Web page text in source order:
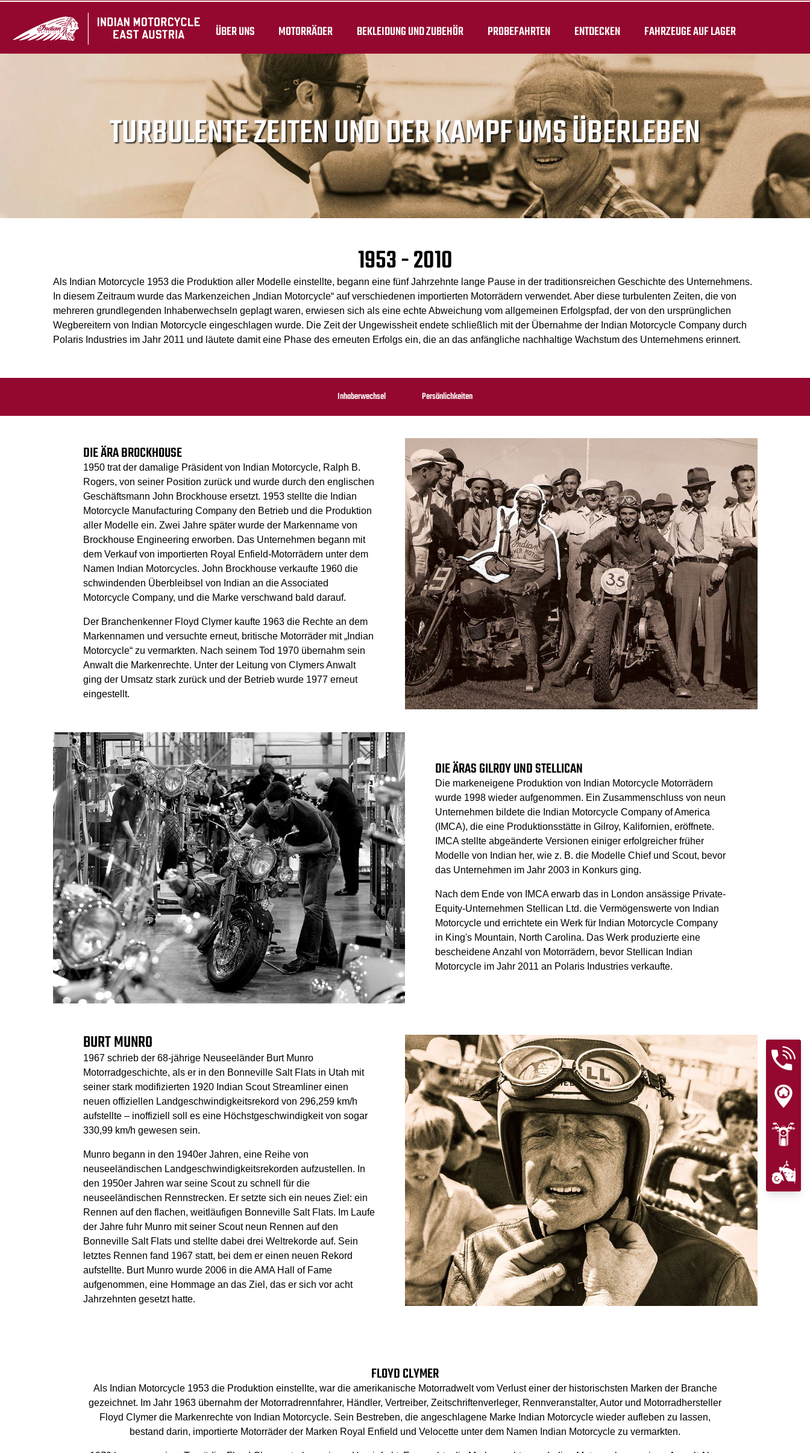
ÜBER UNS MOTORRÄDER BEKLEIDUNG UND ZUBEHÖR PROBEFAHRTEN ENTDECKEN FAHRZEUGE AUF LAGER
TURBULENTE ZEITEN UND DER KAMPF UMS ÜBERLEBEN
1953 - 2010
Als Indian Motorcycle 1953 die Produktion aller Modelle einstellte, begann eine fünf Jahrzehnte lange Pause in der traditionsreichen Geschichte des Unternehmens.
In diesem Zeitraum wurde das Markenzeichen „Indian Motorcycle“ auf verschiedenen importierten Motorrädern verwendet. Aber diese turbulenten Zeiten, die von
mehreren grundlegenden Inhaberwechseln geplagt waren, erwiesen sich als eine echte Abweichung vom allgemeinen Erfolgspfad, der von den ursprünglichen
Wegbereitern von Indian Motorcycle eingeschlagen wurde. Die Zeit der Ungewissheit endete schließlich mit der Übernahme der Indian Motorcycle Company durch
Polaris Industries im Jahr 2011 und läutete damit eine Phase des erneuten Erfolgs ein, die an das anfängliche nachhaltige Wachstum des Unternehmens erinnert.
Inhaberwechsel Persönlichkeiten
DIE ÄRA BROCKHOUSE
1950 trat der damalige Präsident von Indian Motorcycle, Ralph B.
Rogers, von seiner Position zurück und wurde durch den englischen
Geschäftsmann John Brockhouse ersetzt. 1953 stellte die Indian
Motorcycle Manufacturing Company den Betrieb und die Produktion
aller Modelle ein. Zwei Jahre später wurde der Markenname von
Brockhouse Engineering erworben. Das Unternehmen begann mit
dem Verkauf von importierten Royal Enfield-Motorrädern unter dem
Namen Indian Motorcycles. John Brockhouse verkaufte 1960 die
schwindenden Überbleibsel von Indian an die Associated
Motorcycle Company, und die Marke verschwand bald darauf.
Der Branchenkenner Floyd Clymer kaufte 1963 die Rechte an dem
Markennamen und versuchte erneut, britische Motorräder mit „Indian
Motorcycle“ zu vermarkten. Nach seinem Tod 1970 übernahm sein
Anwalt die Markenrechte. Unter der Leitung von Clymers Anwalt
ging der Umsatz stark zurück und der Betrieb wurde 1977 erneut
eingestellt.
DIE ÄRAS GILROY UND STELLICAN
Die markeneigene Produktion von Indian Motorcycle Motorrädern
wurde 1998 wieder aufgenommen. Ein Zusammenschluss von neun
Unternehmen bildete die Indian Motorcycle Company of America
(IMCA), die eine Produktionsstätte in Gilroy, Kalifornien, eröffnete.
IMCA stellte abgeänderte Versionen einiger erfolgreicher früher
Modelle von Indian her, wie z. B. die Modelle Chief und Scout, bevor
das Unternehmen im Jahr 2003 in Konkurs ging.
Nach dem Ende von IMCA erwarb das in London ansässige Private-
Equity-Unternehmen Stellican Ltd. die Vermögenswerte von Indian
Motorcycle und errichtete ein Werk für Indian Motorcycle Company
in King's Mountain, North Carolina. Das Werk produzierte eine
bescheidene Anzahl von Motorrädern, bevor Stellican Indian
Motorcycle im Jahr 2011 an Polaris Industries verkaufte.
BURT MUNRO
1967 schrieb der 68-jährige Neuseeländer Burt Munro
Motorradgeschichte, als er in den Bonneville Salt Flats in Utah mit
seiner stark modifizierten 1920 Indian Scout Streamliner einen
neuen offiziellen Landgeschwindigkeitsrekord von 296,259 km/h
aufstellte – inoffiziell soll es eine Höchstgeschwindigkeit von sogar
330,99 km/h gewesen sein.
Munro begann in den 1940er Jahren, eine Reihe von
neuseeländischen Landgeschwindigkeitsrekorden aufzustellen. In
den 1950er Jahren war seine Scout zu schnell für die
neuseeländischen Rennstrecken. Er setzte sich ein neues Ziel: ein
Rennen auf den flachen, weitläufigen Bonneville Salt Flats. Im Laufe
der Jahre fuhr Munro mit seiner Scout neun Rennen auf den
Bonneville Salt Flats und stellte dabei drei Weltrekorde auf. Sein
letztes Rennen fand 1967 statt, bei dem er einen neuen Rekord
aufstellte. Burt Munro wurde 2006 in die AMA Hall of Fame
aufgenommen, eine Hommage an das Ziel, das er sich vor acht
Jahrzehnten gesetzt hatte.
FLOYD CLYMER
Als Indian Motorcycle 1953 die Produktion einstellte, war die amerikanische Motorradwelt vom Verlust einer der historischsten Marken der Branche
gezeichnet. Im Jahr 1963 übernahm der Motorradrennfahrer, Händler, Vertreiber, Zeitschriftenverleger, Rennveranstalter, Autor und Motorradhersteller
Floyd Clymer die Markenrechte von Indian Motorcycle. Sein Bestreben, die angeschlagene Marke Indian Motorcycle wieder aufleben zu lassen,
bestand darin, importierte Motorräder der Marken Royal Enfield und Velocette unter dem Namen Indian Motorcycle zu vermarkten.